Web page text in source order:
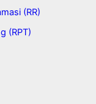
(RR)
(RPT)